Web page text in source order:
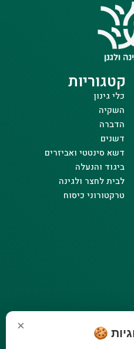
קטגוריות
כלי גינון
השקיה
הדברה
דשנים
דשא סינטטי ואביזרים
ביגוד והנעלה
לבית לחצר ולגינה
טרקטורוני כיסוח
× 🍪